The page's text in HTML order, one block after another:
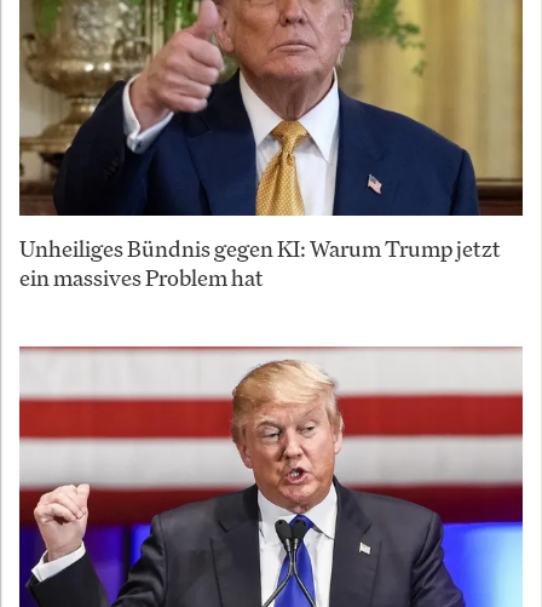
Unheiliges Bündnis gegen KI: Warum Trump jetzt
ein massives Problem hat